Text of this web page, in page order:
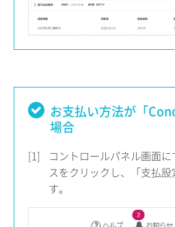
お支払い方法が「
場合
[1]
コントロールパネル画面
スをクリックし、「支払
す。